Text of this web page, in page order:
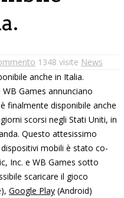
1348 visite News
Games annunciano
è finalmente disponibile anche
scorsi negli Stati Uniti, in
Questo attesissimo
mobili è stato co-
Inc. e WB Games sotto
scaricare il gioco
Google Play (Android)